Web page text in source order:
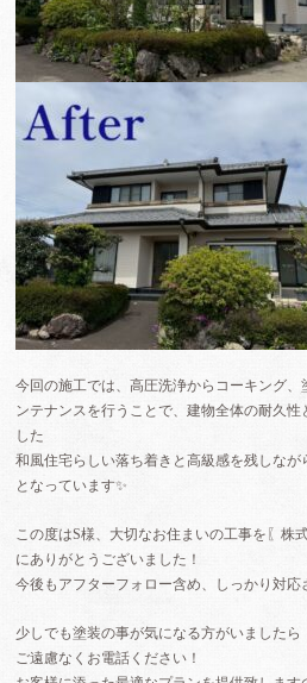
今回の施工では、高圧洗浄からコーキング
ンテナンスを行うことで、建物全体の耐久性
した
和風住宅らしい落ち着きと高級感を残しなが
となっています✨
この度はS様、大切なお住まいの工事を〖株
にありがとうございました！
今後もアフターフォロー含め、しっかり対応
少しでも塗装の事が気になる方がいましたら
ご遠慮なくお電話ください！